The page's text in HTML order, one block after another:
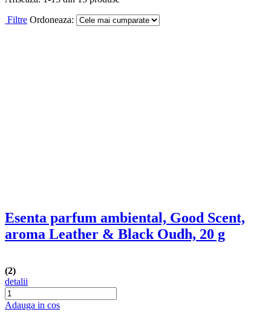
Filtre Ordoneaza:
aroma Summer Melon, 20 g
Adauga in cos